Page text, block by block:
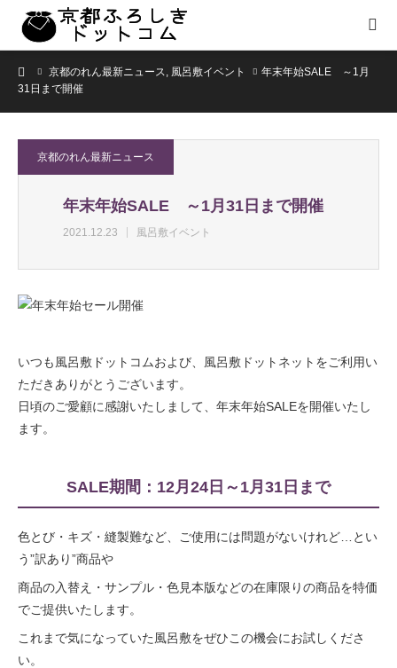
ホーム京都のれん最新ニュース, 風呂敷イベント
年末年始SALE ～1月
31日まで開催
京都のれん最新ニュース
年末年始SALE ～1月31日まで開催
2021.12.23 風呂敷イベント
いつも風呂敷ドットコムおよび、風呂敷ドットネットをご利用い
ただきありがとうございます。
日頃のご愛顧に感謝いたしまして、年末年始SALEを開催いたし
ます。
SALE期間：12月24日～1月31日まで
色とび・キズ・縫製難など、ご使用には問題がないけれど…とい
う”訳あり”商品や
商品の入替え・サンプル・色見本版などの在庫限りの商品を特価
でご提供いたします。
これまで気になっていた風呂敷をぜひこの機会にお試しくださ
い。